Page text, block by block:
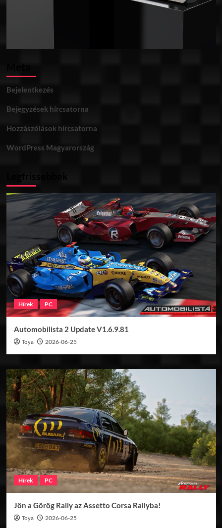
Bejelentkezés
Bejegyzések hírcsatorna
Hozzászólások hírcsatorna
WordPress Magyarország
Hírek PC
Automobilista 2 Update V1.6.9.81
Toya 2026-06-25
Hírek PC
Jön a Görög Rally az Assetto Corsa Rallyba!
Toya 2026-06-25